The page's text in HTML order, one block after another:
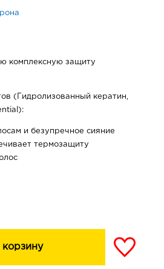
комплексную защиту
(Гидролизованный кератин,
и безупречное сияние
термозащиту
корзину